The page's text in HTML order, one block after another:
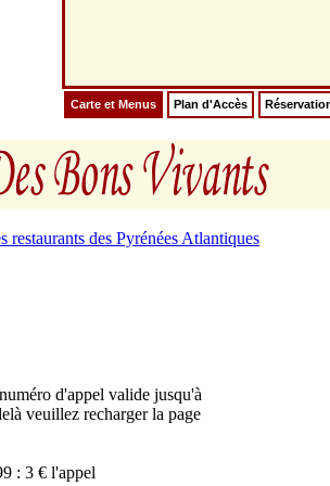
Carte et Menus Plan d'Accès
restaurants des Pyrénées Atlantiques
d'appel valide jusqu'à
veuillez recharger la page
: 3 € l'appel